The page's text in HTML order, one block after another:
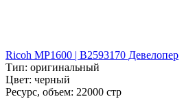
Ricoh MP1600 | B2593170 Девелопер
Тип: оригинальный
Цвет: черный
Ресурс, объем: 22000 стр